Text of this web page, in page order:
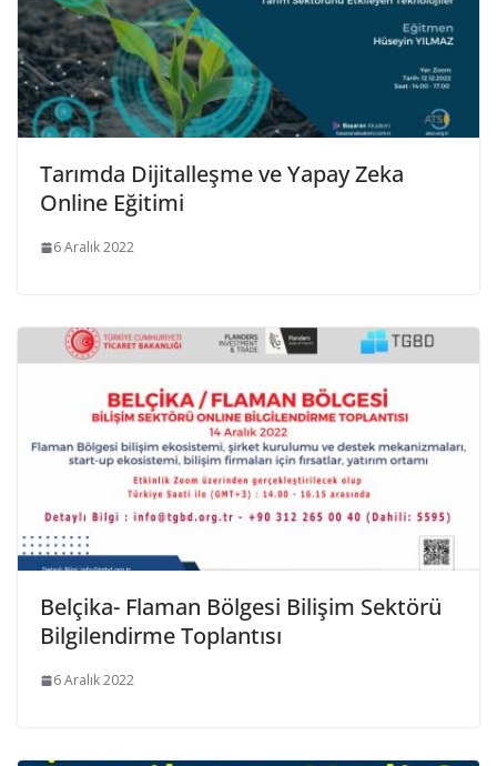
Tarımda Dijitalleşme ve Yapay Zeka
Online Eğitimi
6 Aralık 2022
Belçika- Flaman Bölgesi Bilişim Sektörü
Bilgilendirme Toplantısı
6 Aralık 2022